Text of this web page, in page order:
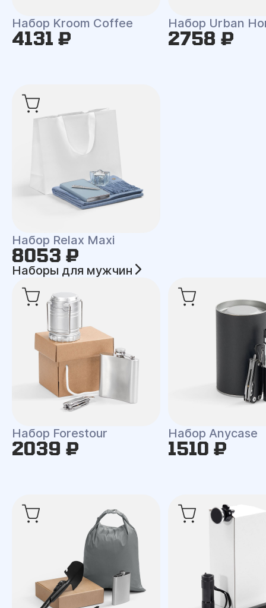
Набор Kroom Coffee
4131 ₽
Набор Urban
2758 ₽
Набор Relax Maxi
8053 ₽
Наборы для мужчин
Набор Forestour
2039 ₽
Набор Anycase
1510 ₽